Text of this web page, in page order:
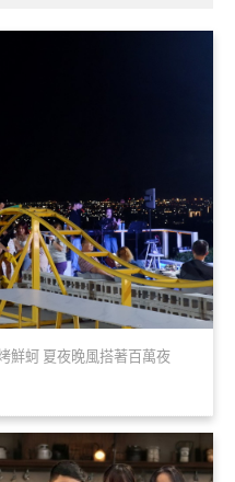
鮮蚵 夏夜晚風搭著百萬夜